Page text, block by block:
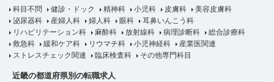
科目不問
健診・ドック 精神科 小児科 皮膚科
美容皮膚科
泌尿器科
産婦人科 婦人科 眼科
耳鼻いんこう科
リハビリテーション科
麻酔科 放射線科 病理診断科
総合診療科
救急科
緩和ケア科 リウマチ科 小児神経科
産業医関連
ストレスチェック関連
臨床検査科 その他専門科目
近畿の都道府県別の転職求人